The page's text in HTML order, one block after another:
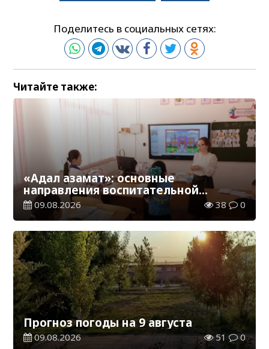
Поделитесь в социальных сетях:
Читайте также:
«Адал азамат»: основные
направления воспитательной
работы в новом учебном году
09.08.2026 38 0
Прогноз погоды на 9 августа
09.08.2026 51 0